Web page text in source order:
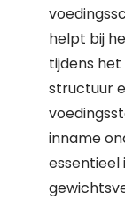
helpt bij
tijdens
structuur
inname
essentieel